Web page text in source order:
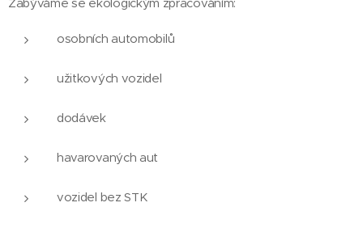
osobních automobilů
užitkových vozidel
dodávek
havarovaných aut
vozidel bez STK